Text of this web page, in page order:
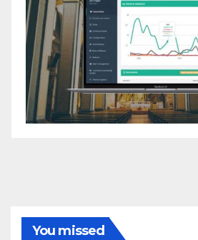
You missed